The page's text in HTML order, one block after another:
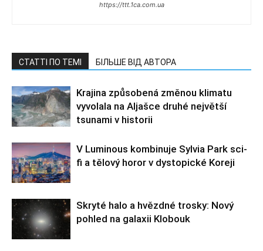
https://ttt.1ca.com.ua
СТАТТІ ПО ТЕМІ БІЛЬШЕ ВІД АВТОРА
Krajina způsobená změnou klimatu
vyvolala na Aljašce druhé největší
tsunami v historii
V Luminous kombinuje Sylvia Park sci-
fi a tělový horor v dystopické Koreji
Skryté halo a hvězdné trosky: Nový
pohled na galaxii Klobouk